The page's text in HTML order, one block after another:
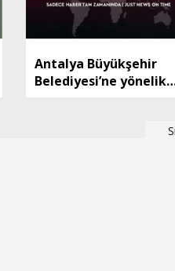
Antalya Büyükşehir
Belediyesi’ne yönelik